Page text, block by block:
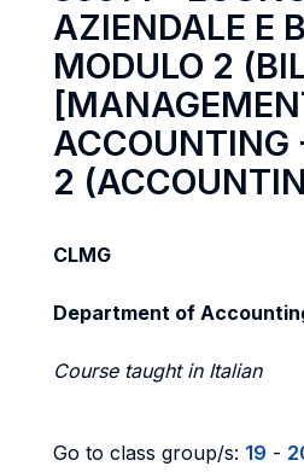
AZIENDALE E
MODULO 2
ACCOUNTING
2
CLMG
Department of
Course taught in Italian
Go to class group/s: 19 -